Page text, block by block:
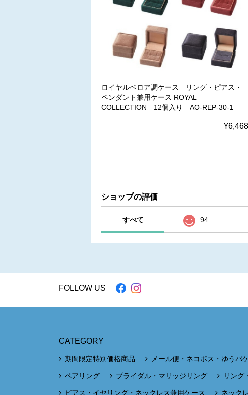
ロイヤルベロア調ケース リング・ピアス・
ペンダント兼用ケース ROYAL
COLLECTION 12個入り AO-REP-30-1
¥6,468
ショップの評価
すべて 94
FOLLOW US
CATEGORY
期間限定特別価格商品 メール便・ネコポス・ゆうパ
ペアリング ブライダル・マリッジリング リング
ピアス・イヤリング・ネックレス兼用ケース ネック